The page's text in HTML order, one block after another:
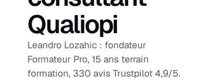
Qualiopi
Leandro Lozahic : fondateur
Formateur Pro, 15 ans terrain
formation, 330 avis Trustpilot 4,9/5.